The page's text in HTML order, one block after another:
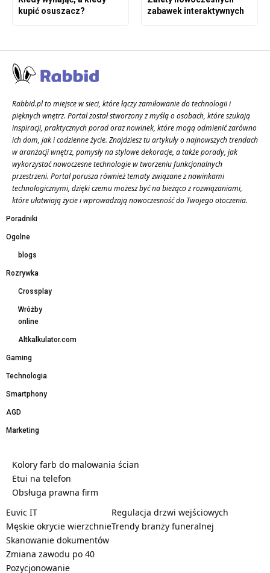
kupić osuszacz?
zabawek interaktywnych
Rabbid.pl to miejsce w sieci, które łączy zamiłowanie do technologii i
pięknych wnętrz. Portal został stworzony z myślą o osobach, które szukają
inspiracji, praktycznych porad oraz nowinek, które mogą odmienić zarówno
ich dom, jak i codzienne życie. Znajdziesz tu artykuły o najnowszych trendach
w aranżacji wnętrz, pomysły na stylowe dekoracje, a także porady, jak
wykorzystać nowoczesne technologie w tworzeniu funkcjonalnych
przestrzeni. Portal porusza również tematy związane z nowinkami
technologicznymi, dzięki czemu możesz być na bieżąco z rozwiązaniami,
które ułatwiają życie i wprowadzają nowoczesność do Twojego otoczenia.
Poradniki
Ogolne
blogs
Rozrywka
Crossplay
Wróżby
online
Altkalkulator.com
Gaming
Technologia
Smartphony
AGD
Marketing
Kolory farb do malowania ścian
Etui na telefon
Obsługa prawna firm
Euvic IT
Męskie okrycie wierzchnie
Skanowanie dokumentów
Regulacja drzwi wejściowych
Trendy branży funeralnej
Zmiana zawodu po 40
Pozycjonowanie